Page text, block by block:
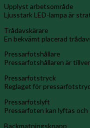
Upplyst arbetsområde
Ljusstark LED-lampa är
Trådavskärare
En bekvämt placerad
Pressarfotshållare
Pressarfotshållaren är
Pressarfotstryck
Reglaget för
Pressarfotslyft
Pressarfoten kan lyftas
Backmatningsknapp